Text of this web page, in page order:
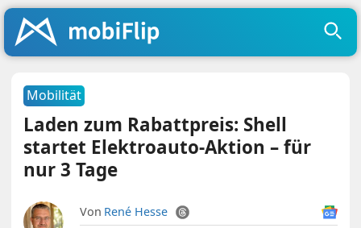
Mobilität
Laden zum Rabattpreis: Shell
startet Elektroauto-Aktion – für
nur 3 Tage
Von René Hesse